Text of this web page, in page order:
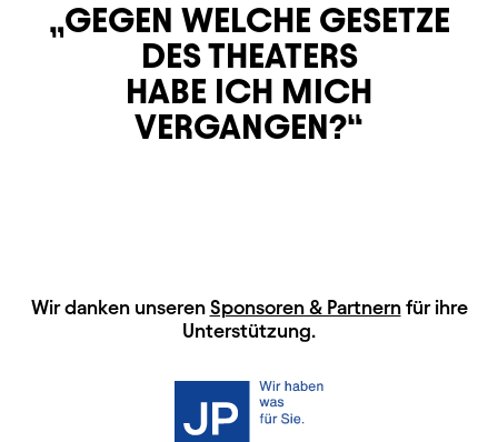
GEGEN WELCHE GESETZE
DES THEATERS
HABE ICH MICH
VERGANGEN?
HAUPTSPONSOREN
Wir danken unseren Sponsoren & Partnernfür ihre
Unterstützung.